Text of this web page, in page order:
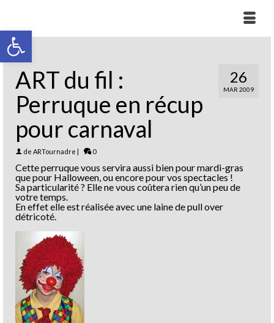
Ouvrir la barre d’outils
26
MAR 2009
ART du fil :
Perruque en récup
pour carnaval
de ARTournadre | 0
Cette perruque vous servira aussi bien pour mardi-gras
que pour Halloween, ou encore pour vos spectacles !
Sa particularité ? Elle ne vous coûtera rien qu’un peu de
votre temps.
En effet elle est réalisée avec une laine de pull over
détricoté.